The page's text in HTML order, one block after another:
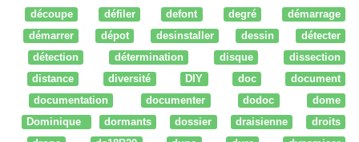
découpe
défiler defont degré
démarrage
démarrer
dépot desinstaller dessin
détecter
détection
détermination disque
dissection
distance
diversité DIY doc
document
documentation
documenter dodoc
dome
Dominique
dormants dossier draisienne
droits